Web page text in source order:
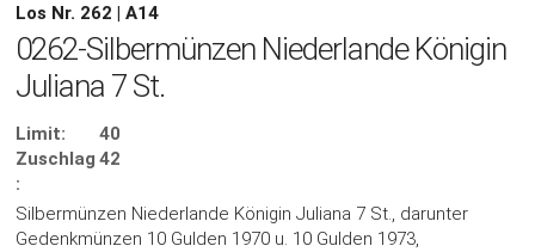
Los Nr. 262 | A14
0262-Silbermünzen Niederlande Königin
Juliana 7 St.
Limit:
40
Zuschlag
:
42
Silbermünzen Niederlande Königin Juliana 7 St., darunter
Gedenkmünzen 10 Gulden 1970 u. 10 Gulden 1973,